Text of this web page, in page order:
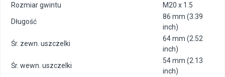
Rozmiar gwintu
M20 x 1.5
Długość
86 mm (3.39
inch)
Śr. zewn. uszczelki
64 mm (2.52
inch)
Śr. wewn. uszczelki
54 mm (2.13
inch)